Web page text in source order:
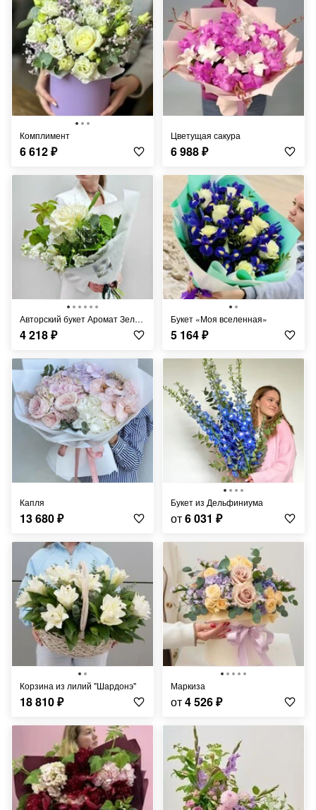
Комплимент
6 612₽
Цветущая сакура
6 988₽
Авторский букет Аромат Зелёного лета
4 218₽
Букет «Моя вселенная»
5 164₽
Капля
13 680₽
Букет из Дельфиниума
от6 031 ₽
Корзина из лилий "Шардонэ"
18 810₽
Маркиза
от4 526₽